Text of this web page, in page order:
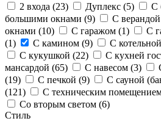
2 входа (23) Дуплекс (5) С
большими окнами (9) С
окнами (10) С гаражом (1)
С
(1) С камином (9) С
С кукушкой (22) С кухней
мансардой (65) С навесом (3)
(19) С печкой (9) С сауной
(121) С техническим
Со вторым светом (6)
Стиль